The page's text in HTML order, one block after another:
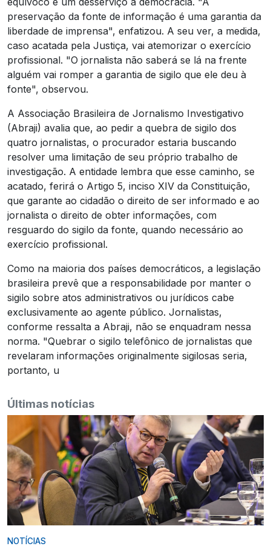
preservação da fonte de informação é uma garantia da
liberdade de imprensa", enfatizou. A seu ver, a medida,
caso acatada pela Justiça, vai atemorizar o exercício
profissional. "O jornalista não saberá se lá na frente
alguém vai romper a garantia de sigilo que ele deu à
fonte", observou.
A Associação Brasileira de Jornalismo Investigativo
(Abraji) avalia que, ao pedir a quebra de sigilo dos
quatro jornalistas, o procurador estaria buscando
resolver uma limitação de seu próprio trabalho de
investigação. A entidade lembra que esse caminho, se
acatado, ferirá o Artigo 5, inciso XIV da Constituição,
que garante ao cidadão o direito de ser informado e ao
jornalista o direito de obter informações, com
resguardo do sigilo da fonte, quando necessário ao
exercício profissional.
Como na maioria dos países democráticos, a legislação
brasileira prevê que a responsabilidade por manter o
sigilo sobre atos administrativos ou jurídicos cabe
exclusivamente ao agente público. Jornalistas,
conforme ressalta a Abraji, não se enquadram nessa
norma. "Quebrar o sigilo telefônico de jornalistas que
revelaram informações originalmente sigilosas seria,
portanto, u
Últimas notícias
NOTÍCIAS